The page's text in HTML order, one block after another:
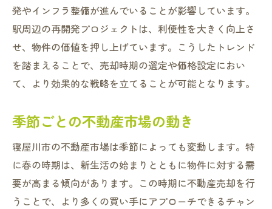
価格設定の失敗例とその対策
信頼できる不動産業者を選ぶためのチェックポ
イント
実績の確認方法
口コミと評判のチェック
対応力とコミュニケーションの重要性
寝屋川市エリアに詳しい業者を探す
不動産業者との面談時の質問リスト
物件の魅力を最大限に引き出すための準備と工
発やインフラ整備が進んでいることが影響しています。
駅周辺の再開発プロジェクトは、利便性を大きく向上さ
せ、物件の価値を押し上げています。こうしたトレンド
を踏まえることで、売却時期の選定や価格設定におい
て、より効果的な戦略を立てることが可能となります。
季節ごとの不動産市場の動き
寝屋川市の不動産市場は季節によっても変動します。特
に春の時期は、新生活の始まりとともに物件に対する需
要が高まる傾向があります。この時期に不動産売却を行
うことで、より多くの買い手にアプローチできるチャン